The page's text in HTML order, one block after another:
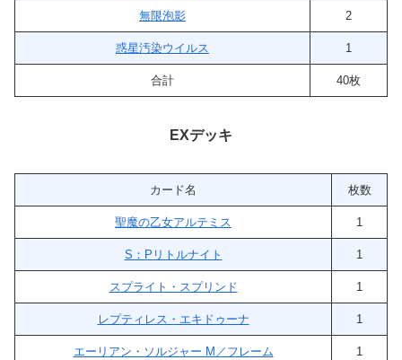
無限泡影 2
惑星汚染ウイルス 1
合計 40枚
EXデッキ
カード名 枚数
聖魔の乙女アルテミス 1
S：Pリトルナイト 1
スプライト・スプリンド 1
レプティレス・エキドゥーナ 1
エーリアン・ソルジャー M／フレーム 1